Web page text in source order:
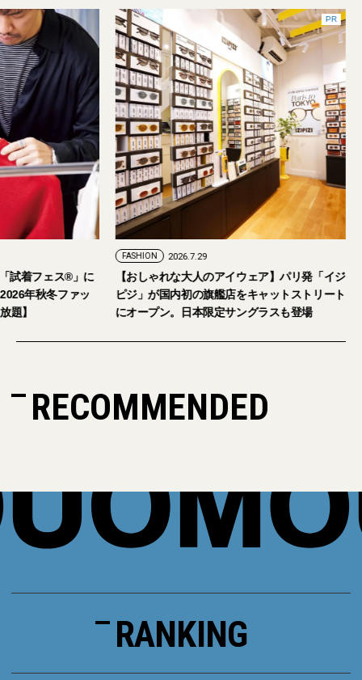
2026年9月5日・6日開催。「試着フェス®︎」に
読者の皆さまをご招待。【2026年秋冬ファッ
ション＆美容アイテム試し放題】
【おしゃれな大人
ピジ」が国内初の
にオープン。日本
RECOMMENDED
RANKING